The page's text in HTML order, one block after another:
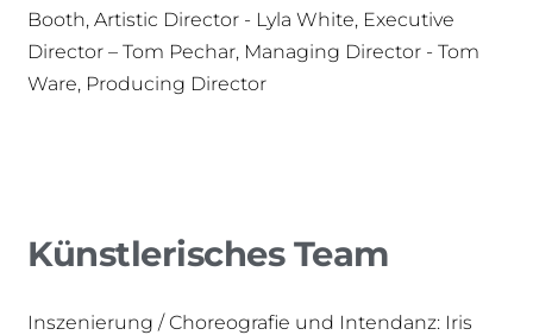
Booth, Artistic Director - Lyla White, Executive
Director – Tom Pechar, Managing Director - Tom
Ware, Producing Director
Künstlerisches Team
Inszenierung / Choreografie und Intendanz: Iris